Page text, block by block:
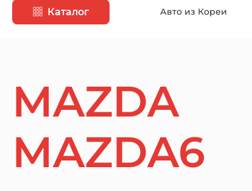
Каталог Авто из Кореи
MAZDA
MAZDA6